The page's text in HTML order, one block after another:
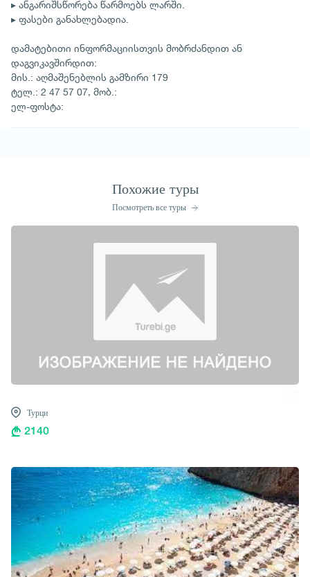
▸ ანგარიშსწორება წარმოებს ლარში.
▸ ფასები განახლებადია.
დამატებითი ინფორმაციისთვის მობრძანდით ან
დაგვიკავშირდით:
მის.: აღმაშენებლის გამზირი 179
ტელ.: 2 47 57 07, მობ.:
ელ-ფოსტა:
Похожие туры
Посмотреть все туры
Турци
2140